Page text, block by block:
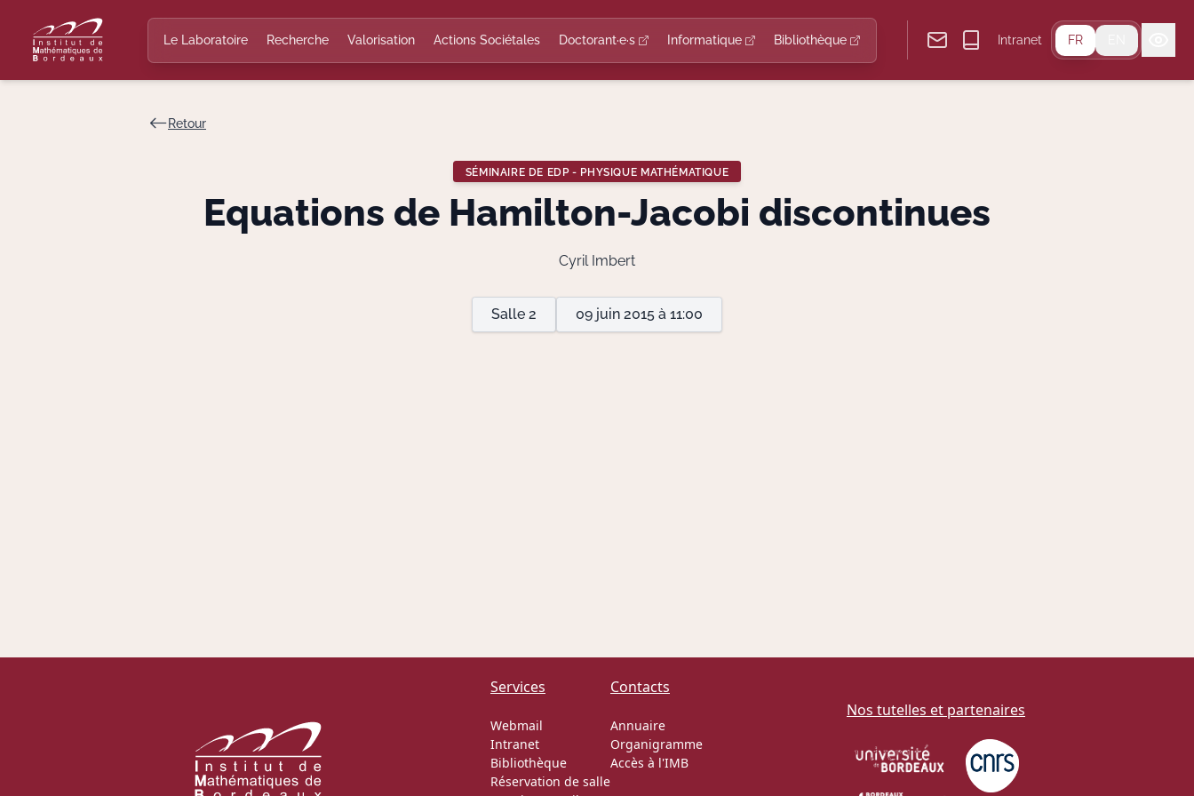
Le Laboratoire Recherche Valorisation Actions Sociétales Doctorant·e·s Informatique Bibliothèque Intranet FR
Retour
SÉMINAIRE DE EDP - PHYSIQUE MATHÉMATIQUE
Equations de Hamilton-Jacobi discontinues
Cyril Imbert
Salle 2 09 juin 2015 à 11:00
Services
Webmail
Intranet
Bibliothèque
Réservation de salle
Contacts
Annuaire
Organigramme
Accès à l'IMB
Nos tutelles et partenaires